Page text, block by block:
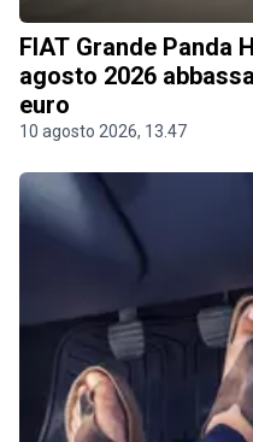
FIAT Grande Panda
agosto 2026
euro
10 agosto 2026, 13.47